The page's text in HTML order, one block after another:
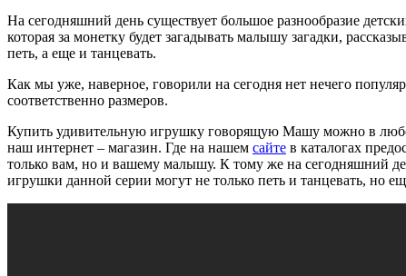
На сегодняшний день существует большое разнообразие
которая за монетку будет загадывать малышу загадки,
петь, а еще и танцевать.
Как мы уже, наверное, говорили на сегодня нет нечего
соответственно размеров.
Купить удивительную игрушку говорящую Машу можно в
наш интернет – магазин. Где на нашем сайте в каталогах
только вам, но и вашему малышу. К тому же на сегодняшний
игрушки данной серии могут не только петь и танцевать, но